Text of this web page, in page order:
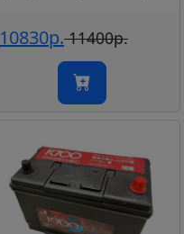
10830р.11400р.